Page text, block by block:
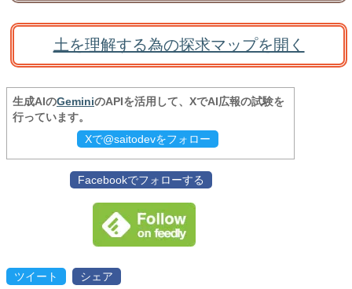
土を理解する為の探求マップを開く
生成AIのGeminiのAPIを活用して、XでAI広報の試験を
行っています。
Xで@saitodevをフォロー
Facebookでフォローする
ツイート シェア